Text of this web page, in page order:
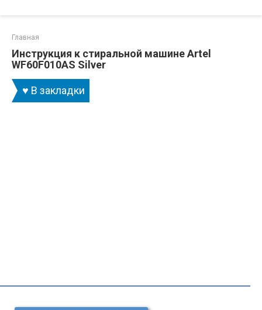
Главная
Инструкция к стиральной машине Artel
WF60F010AS Silver
♥ В закладки